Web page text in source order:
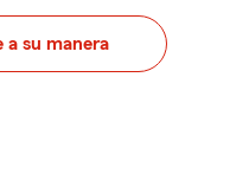
a su manera